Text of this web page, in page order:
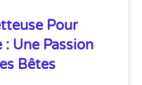
Pour
Une Passion
Bêtes